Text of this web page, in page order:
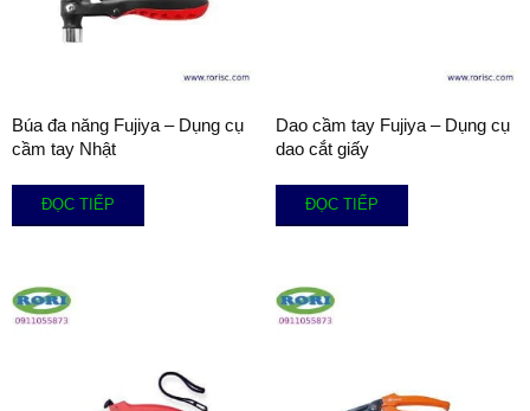
Búa đa năng Fujiya – Dụng cụ
cầm tay Nhật
ĐỌC TIẾP
Dao cầm tay Fujiya – Dụng cụ
dao cắt giấy
ĐỌC TIẾP